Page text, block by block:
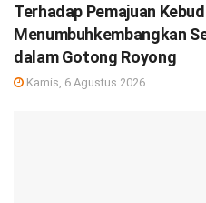
Terhadap Pemajuan
Menumbuhkembangkan
dalam Gotong Royong
Kamis, 6 Agustus 2026